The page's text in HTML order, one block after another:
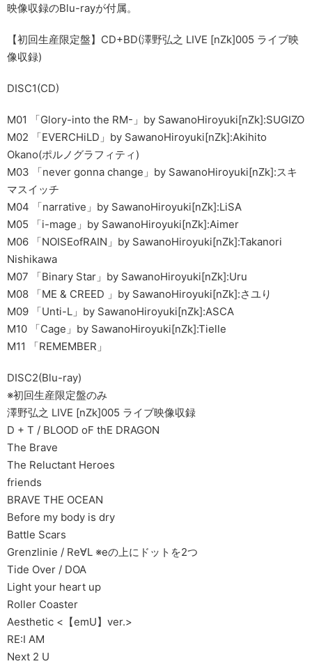
映像収録のBlu-rayが付属。
【初回生産限定盤】CD+BD(澤野弘之 LIVE [nZk]005 ライブ映
像収録)
DISC1(CD)
M01 「Glory-into the RM-」by SawanoHiroyuki[nZk]:SUGIZO
M02 「EVERCHiLD」by SawanoHiroyuki[nZk]:Akihito
Okano(ポルノグラフィティ)
M03 「never gonna change」by SawanoHiroyuki[nZk]:スキ
マスイッチ
M04 「narrative」by SawanoHiroyuki[nZk]:LiSA
M05 「i-mage」by SawanoHiroyuki[nZk]:Aimer
M06 「NOISEofRAIN」by SawanoHiroyuki[nZk]:Takanori
Nishikawa
M07 「Binary Star」by SawanoHiroyuki[nZk]:Uru
M08 「ME & CREED 」by SawanoHiroyuki[nZk]:さユり
M09 「Unti-L」by SawanoHiroyuki[nZk]:ASCA
M10 「Cage」by SawanoHiroyuki[nZk]:Tielle
M11 「REMEMBER」
DISC2(Blu-ray)
※初回生産限定盤のみ
澤野弘之 LIVE [nZk]005 ライブ映像収録
D + T / BLOOD oF thE DRAGON
The Brave
The Reluctant Heroes
friends
BRAVE THE OCEAN
Before my body is dry
Battle Scars
Grenzlinie / Re∀L ※eの上にドットを2つ
Tide Over / DOA
Light your heart up
Roller Coaster
Aesthetic <【emU】ver.>
RE:I AM
Next 2 U